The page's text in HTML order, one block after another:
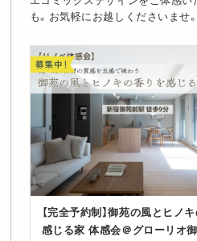
も。お気軽にお越しくださいませ。
【完全予約制】御苑の風とヒノ
感じる家 体感会＠グローリオ